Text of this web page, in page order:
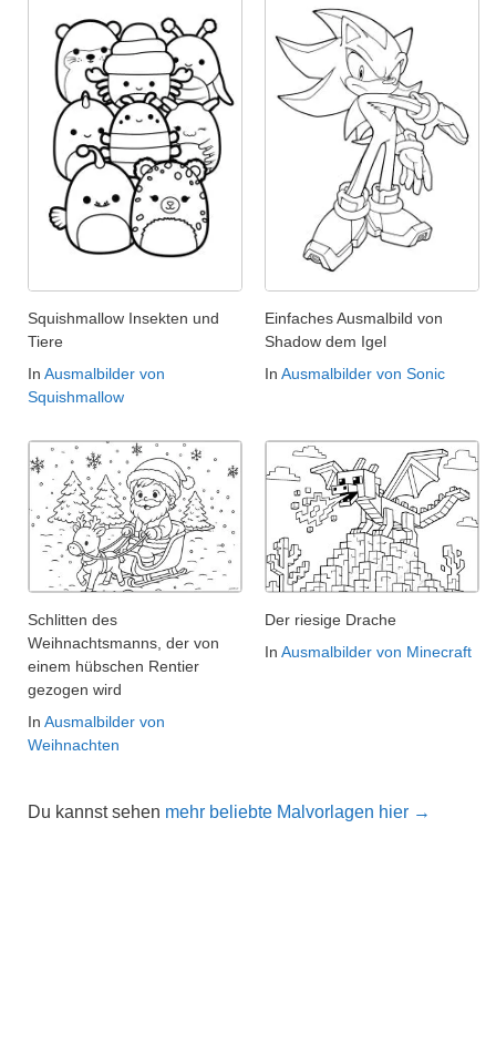
Squishmallow Insekten und
Tiere
In Ausmalbilder von
Squishmallow
Einfaches Ausmalbild von
Shadow dem Igel
In Ausmalbilder von Sonic
Schlitten des
Weihnachtsmanns, der von
einem hübschen Rentier
gezogen wird
In Ausmalbilder von
Weihnachten
Der riesige Drache
In Ausmalbilder von Minecraft
Du kannst sehen mehr beliebte Malvorlagen hier →